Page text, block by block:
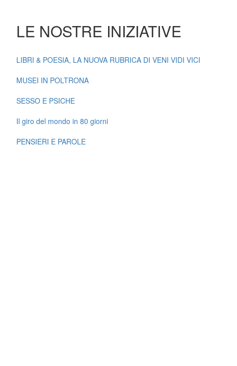
LE NOSTRE INIZIATIVE
LIBRI & POESIA, LA NUOVA RUBRICA DI VENI VIDI VICI
MUSEI IN POLTRONA
SESSO E PSICHE
Il giro del mondo in 80 giorni
PENSIERI E PAROLE